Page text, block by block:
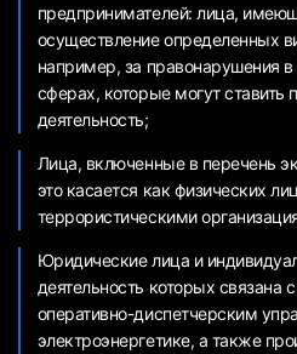
предпринимателей: лица,
осуществление определенных
например, за правонарушения
сферах, которые могут
деятельность;
Лица, включенные в перечень
это касается как физических
террористическими
Юридические лица и
деятельность которых связана
оперативно-диспетчерским
электроэнергетике, а также